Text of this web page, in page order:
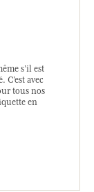
s’il est
avec
tous nos
en